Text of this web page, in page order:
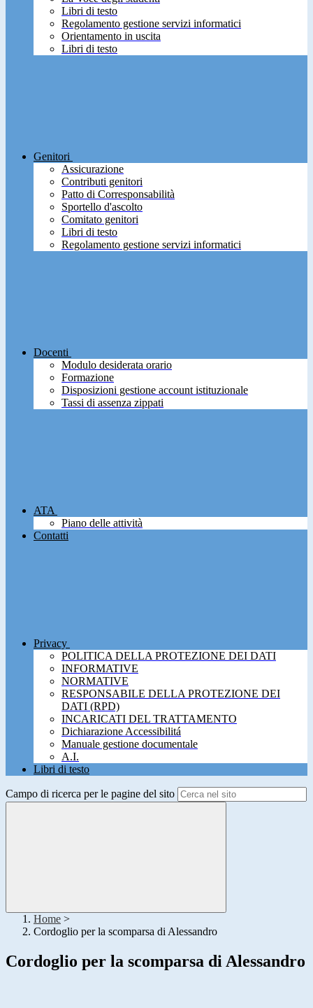
Libri di testo
Regolamento gestione servizi informatici
Orientamento in uscita
Libri di testo
Genitori
Assicurazione
Contributi genitori
Patto di Corresponsabilità
Sportello d'ascolto
Comitato genitori
Libri di testo
Regolamento gestione servizi informatici
Docenti
Modulo desiderata orario
Formazione
Disposizioni gestione account istituzionale
Tassi di assenza zippati
ATA
Piano delle attività
Contatti
Privacy
POLITICA DELLA PROTEZIONE DEI DATI
INFORMATIVE
NORMATIVE
RESPONSABILE DELLA PROTEZIONE DEI
DATI (RPD)
INCARICATI DEL TRATTAMENTO
Dichiarazione Accessibilitá
Manuale gestione documentale
A.I.
Libri di testo
Campo di ricerca per le pagine del sito
Home >
Cordoglio per la scomparsa di Alessandro
Cordoglio per la scomparsa di Alessandro